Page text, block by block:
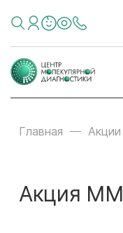
Главная Акции
Акция